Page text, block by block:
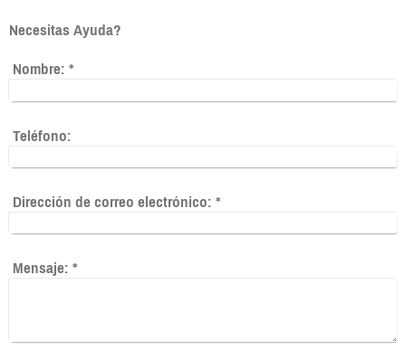
Necesitas Ayuda?
Nombre: *
Teléfono:
Dirección de correo electrónico: *
Mensaje: *